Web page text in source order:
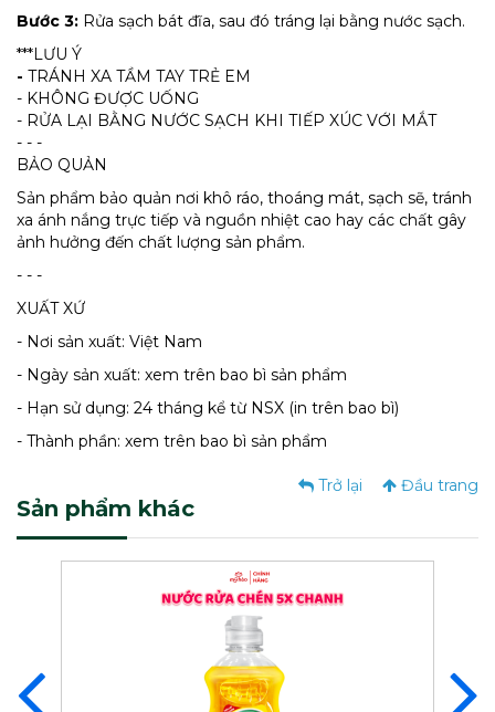
Bước 3: Rửa sạch bát đĩa, sau đó tráng lại bằng nước sạch.
***LƯU Ý
- TRÁNH XA TẦM TAY TRẺ EM
- KHÔNG ĐƯỢC UỐNG
- RỬA LẠI BẰNG NƯỚC SẠCH KHI TIẾP XÚC VỚI MẮT
- - -
BẢO QUẢN
Sản phẩm bảo quản nơi khô ráo, thoáng mát, sạch sẽ, tránh
xa ánh nắng trực tiếp và nguồn nhiệt cao hay các chất gây
ảnh hưởng đến chất lượng sản phẩm.
- - -
XUẤT XỨ
- Nơi sản xuất: Việt Nam
- Ngày sản xuất: xem trên bao bì sản phẩm
- Hạn sử dụng: 24 tháng kể từ NSX (in trên bao bì)
- Thành phần: xem trên bao bì sản phẩm
Trở lại Đầu trang
Sản phẩm khác
Nước Giặt Mỹ Hảo Đậm Đặc
2X